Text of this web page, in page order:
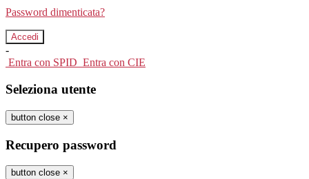
Password dimenticata?
-
Entra con SPID Entra con CIE
Seleziona utente
button close ×
Recupero password
button close ×